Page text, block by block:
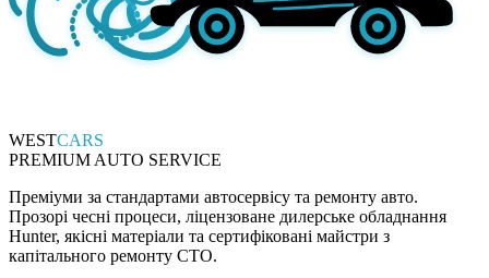
WESTCARS
PREMIUM AUTO SERVICE
Преміуми за стандартами автосервісу та ремонту авто.
Прозорі чесні процеси, ліцензоване дилерське обладнання
Hunter, якісні матеріали та сертифіковані майстри з
капітального ремонту СТО.